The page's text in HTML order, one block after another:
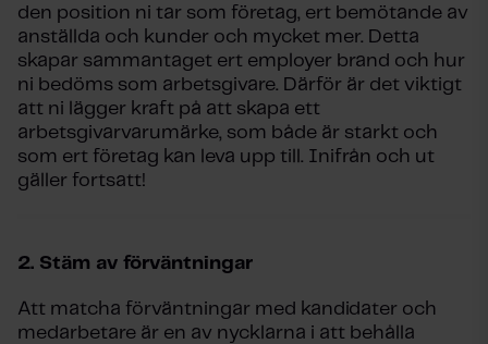
den position ni tar som företag, ert bemötande av
anställda och kunder och mycket mer. Detta
skapar sammantaget ert employer brand och hur
ni bedöms som arbetsgivare. Därför är det viktigt
att ni lägger kraft på att skapa ett
arbetsgivarvarumärke, som både är starkt och
som ert företag kan leva upp till. Inifrån och ut
gäller fortsatt!
2. Stäm av förväntningar
Att matcha förväntningar med kandidater och
medarbetare är en av nycklarna i att behålla